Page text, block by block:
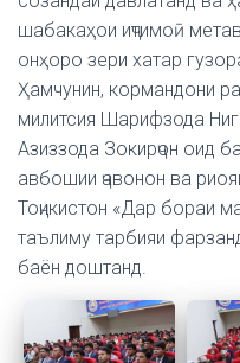
шабакаҳои иҷтимоӣ
онҳоро зери хатар
Ҳамчунин, кормандони
милитсия Шарифзода
Азиззода Зокирҷон оид
авбошии ҷавонон ва
Тоҷикистон «Дар бораи
таълиму тарбияи
баён доштанд.